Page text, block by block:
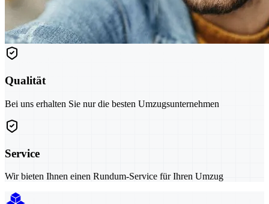
Qualität
Bei uns erhalten Sie nur die besten Umzugsunternehmen
Service
Wir bieten Ihnen einen Rundum-Service für Ihren Umzug